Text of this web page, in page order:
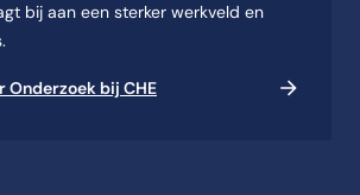
bij aan een sterker werkveld en
Onderzoek bij CHE